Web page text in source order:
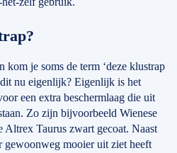
je soms de term ‘deze klustrap
nu eigenlijk? Eigenlijk is het
een extra beschermlaag die uit
Zo zijn bijvoorbeeld Wienese
Altrex Taurus zwart gecoat. Naast
gewoonweg mooier uit ziet heeft